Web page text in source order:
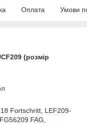
Оплата Умови
(розмір
Fortschritt, LEF209-
FAG,